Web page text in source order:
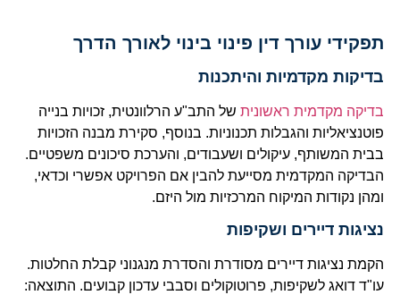
תפקידי עורך דין פינוי בינוי לאורך הדרך
בדיקות מקדמיות והיתכנות
בדיקה מקדמית ראשוניתשל התב"ע הרלוונטית, זכויות בנייה
פוטנציאליות והגבלות תכנוניות. בנוסף, סקירת מבנה הזכויות
בבית המשותף, עיקולים ושעבודים, והערכת סיכונים משפטיים.
הבדיקה המקדמית מסייעת להבין אם הפרויקט אפשרי וכדאי,
ומהן נקודות המיקוח המרכזיות מול היזם.
נציגות דיירים ושקיפות
הקמת נציגות דיירים מסודרת והסדרת מנגנוני קבלת החלטות.
עו"ד דואג לשקיפות, פרוטוקולים וסבבי עדכון קבועים. התוצאה: